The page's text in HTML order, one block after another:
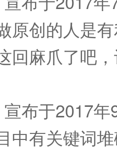
原创的人是
回麻爪了吧
布于2017
中有关键词